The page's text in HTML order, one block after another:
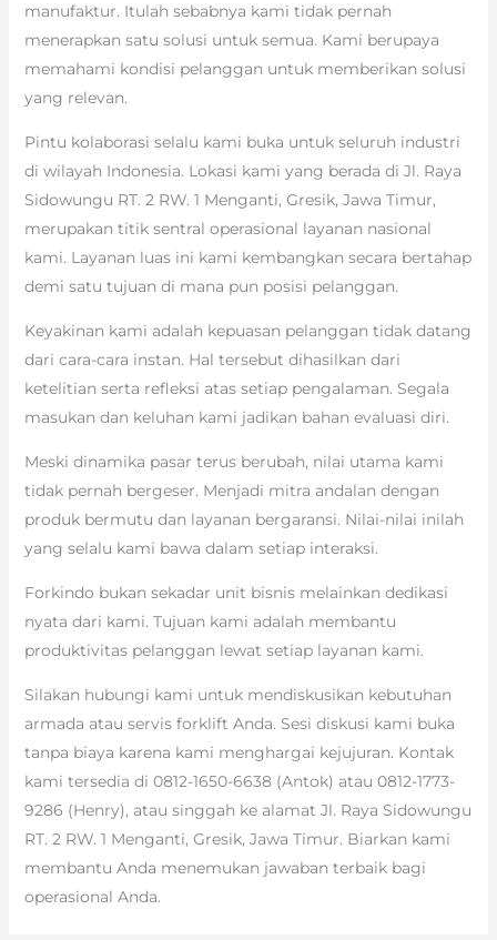
manufaktur. Itulah sebabnya kami tidak pernah
menerapkan satu solusi untuk semua. Kami berupaya
memahami kondisi pelanggan untuk memberikan solusi
yang relevan.
Pintu kolaborasi selalu kami buka untuk seluruh industri
di wilayah Indonesia. Lokasi kami yang berada di Jl. Raya
Sidowungu RT. 2 RW. 1 Menganti, Gresik, Jawa Timur,
merupakan titik sentral operasional layanan nasional
kami. Layanan luas ini kami kembangkan secara bertahap
demi satu tujuan di mana pun posisi pelanggan.
Keyakinan kami adalah kepuasan pelanggan tidak datang
dari cara-cara instan. Hal tersebut dihasilkan dari
ketelitian serta refleksi atas setiap pengalaman. Segala
masukan dan keluhan kami jadikan bahan evaluasi diri.
Meski dinamika pasar terus berubah, nilai utama kami
tidak pernah bergeser. Menjadi mitra andalan dengan
produk bermutu dan layanan bergaransi. Nilai-nilai inilah
yang selalu kami bawa dalam setiap interaksi.
Forkindo bukan sekadar unit bisnis melainkan dedikasi
nyata dari kami. Tujuan kami adalah membantu
produktivitas pelanggan lewat setiap layanan kami.
Silakan hubungi kami untuk mendiskusikan kebutuhan
armada atau servis forklift Anda. Sesi diskusi kami buka
tanpa biaya karena kami menghargai kejujuran. Kontak
kami tersedia di 0812-1650-6638 (Antok) atau 0812-1773-
9286 (Henry), atau singgah ke alamat Jl. Raya Sidowungu
RT. 2 RW. 1 Menganti, Gresik, Jawa Timur. Biarkan kami
membantu Anda menemukan jawaban terbaik bagi
operasional Anda.